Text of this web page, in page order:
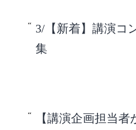
3/【新着】講演コ
集
【講演企画担当